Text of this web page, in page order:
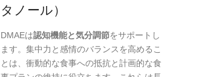
タノール）
DMAEは認知機能と気分調節をサポートし
ます。集中力と感情のバランスを高めるこ
とは、衝動的な食事への抵抗と計画的な食